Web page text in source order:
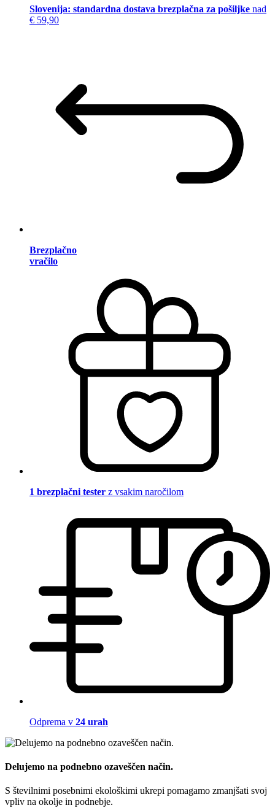
Slovenija: standardna dostava brezplačna za pošiljke nad
€ 59,90
Brezplačno
vračilo
1 brezplačni tester z vsakim naročilom
Odprema v 24 urah
Delujemo na podnebno ozaveščen način.
S številnimi posebnimi ekološkimi ukrepi pomagamo zmanjšati svoj
vpliv na okolje in podnebje.